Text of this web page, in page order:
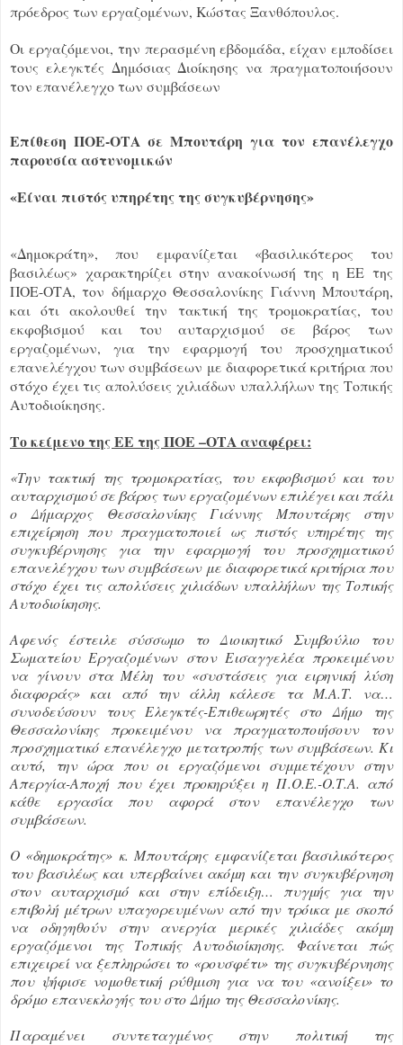
πρόεδρος των εργαζομένων, Κώστας Ξανθόπουλος.
Οι εργαζόμενοι, την περασμένη εβδομάδα, είχαν εμποδίσει
τους ελεγκτές Δημόσιας Διοίκησης να πραγματοποιήσουν
τον επανέλεγχο των συμβάσεων
Επίθεση ΠΟΕ-ΟΤΑ σε Μπουτάρη για τον επανέλεγχο
παρουσία αστυνομικών
«Είναι πιστός υπηρέτης της συγκυβέρνησης»
«Δημοκράτη», που εμφανίζεται «βασιλικότερος του
βασιλέως» χαρακτηρίζει στην ανακοίνωσή της η ΕΕ της
ΠΟΕ-ΟΤΑ, τον δήμαρχο Θεσσαλονίκης Γιάννη Μπουτάρη,
και ότι ακολουθεί την τακτική της τρομοκρατίας, του
εκφοβισμού και του αυταρχισμού σε βάρος των
εργαζομένων, για την εφαρμογή του προσχηματικού
επανελέγχου των συμβάσεων με διαφορετικά κριτήρια που
στόχο έχει τις απολύσεις χιλιάδων υπαλλήλων της Τοπικής
Αυτοδιοίκησης.
Το κείμενο της ΕΕ της ΠΟΕ –ΟΤΑ αναφέρει:
«Την τακτική της τρομοκρατίας, του εκφοβισμού και του
αυταρχισμού σε βάρος των εργαζομένων επιλέγει και πάλι
ο Δήμαρχος Θεσσαλονίκης Γιάννης Μπουτάρης στην
επιχείρηση που πραγματοποιεί ως πιστός υπηρέτης της
συγκυβέρνησης για την εφαρμογή του προσχηματικού
επανελέγχου των συμβάσεων με διαφορετικά κριτήρια που
στόχο έχει τις απολύσεις χιλιάδων υπαλλήλων της Τοπικής
Αυτοδιοίκησης.
Αφενός έστειλε σύσσωμο το Διοικητικό Συμβούλιο του
Σωματείου Εργαζομένων στον Εισαγγελέα προκειμένου
να γίνουν στα Μέλη του «συστάσεις για ειρηνική λύση
διαφοράς» και από την άλλη κάλεσε τα Μ.Α.Τ. να…
συνοδεύσουν τους Ελεγκτές-Επιθεωρητές στο Δήμο της
Θεσσαλονίκης προκειμένου να πραγματοποιήσουν τον
προσχηματικό επανέλεγχο μετατροπής των συμβάσεων. Κι
αυτό, την ώρα που οι εργαζόμενοι συμμετέχουν στην
Απεργία-Αποχή που έχει προκηρύξει η Π.Ο.Ε.-Ο.Τ.Α. από
κάθε εργασία που αφορά στον επανέλεγχο των
συμβάσεων.
Ο «δημοκράτης» κ. Μπουτάρης εμφανίζεται βασιλικότερος
του βασιλέως και υπερβαίνει ακόμη και την συγκυβέρνηση
στον αυταρχισμό και στην επίδειξη… πυγμής για την
επιβολή μέτρων υπαγορευμένων από την τρόικα με σκοπό
να οδηγηθούν στην ανεργία μερικές χιλιάδες ακόμη
εργαζόμενοι της Τοπικής Αυτοδιοίκησης. Φαίνεται πώς
επιχειρεί να ξεπληρώσει το «ρουσφέτι» της συγκυβέρνησης
που ψήφισε νομοθετική ρύθμιση για να του «ανοίξει» το
δρόμο επανεκλογής του στο Δήμο της Θεσσαλονίκης.
Παραμένει συντεταγμένος στην πολιτική της